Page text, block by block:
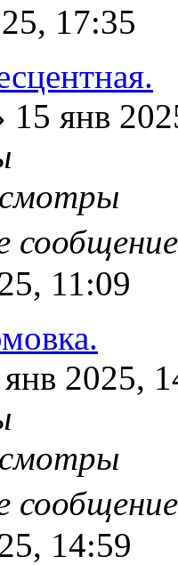
17:35
15 янв
11:09
2025,
14:59